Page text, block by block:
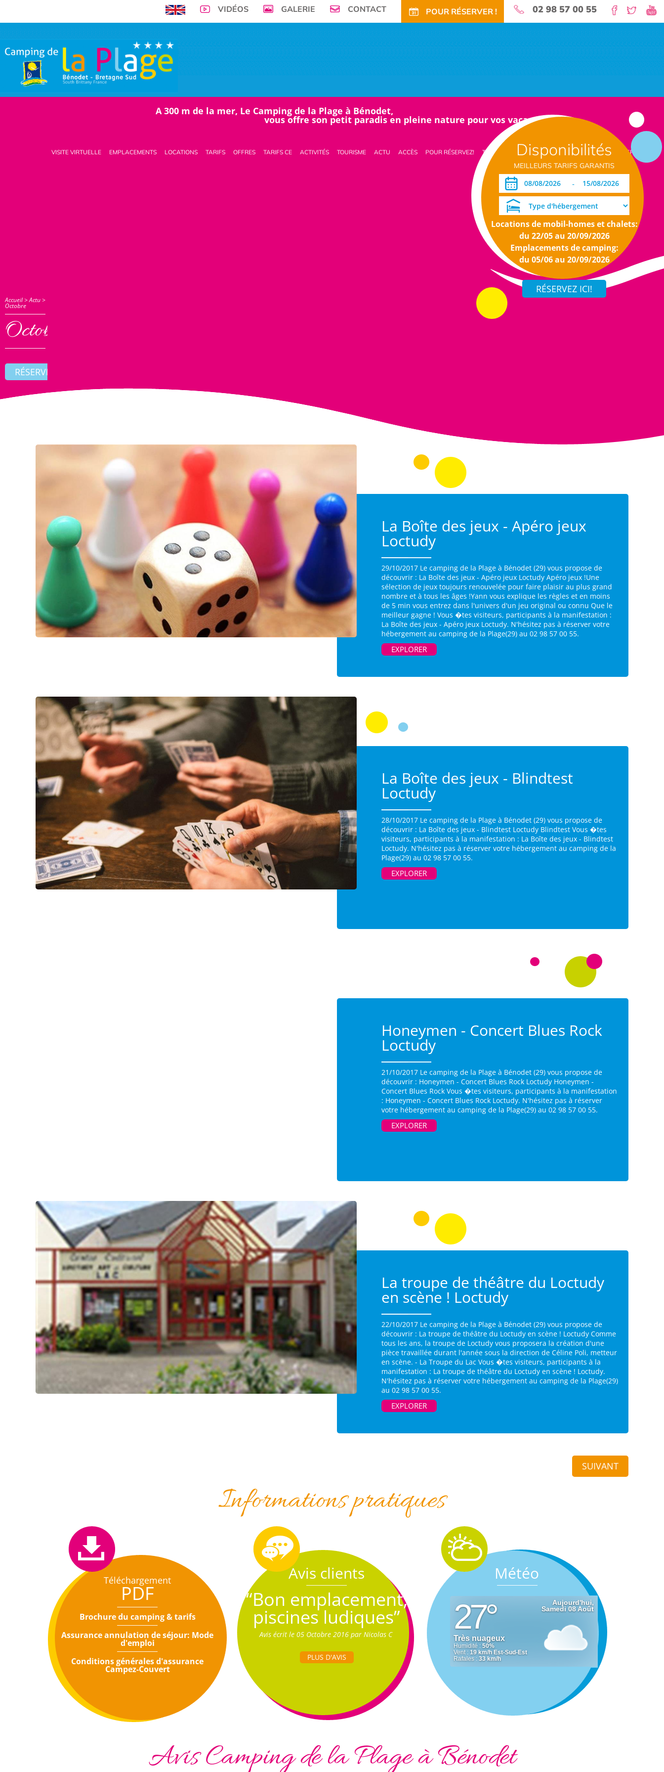
VIDÉOS GALERIE CONTACT POUR RÉSERVER ! 02 98 57 00 55
A 300 m de la mer, Le Camping de la Plage à Bénodet,
vous offre son petit paradis en pleine nature pour vos vacances!
VISITE VIRTUELLE EMPLACEMENTS LOCATIONS TARIFS OFFRES TARIFS CE ACTIVITÉS TOURISME ACTU ACCÈS POUR RÉSERVEZ! TÉLÉCHARGEMENT PDF DATES OUVERTURE RÉSERVATION
Disponibilités
MEILLEURS TARIFS GARANTIS
-
Locations de mobil-homes et chalets:
du 22/05 au 20/09/2026
Emplacements de camping:
du 05/06 au 20/09/2026
Accueil>Actu>
Octobre
Octobre
RÉSERVER
La Boîte des jeux - Apéro jeux
Loctudy
29/10/2017 Le camping de la Plage à Bénodet (29) vous propose de
découvrir : La Boîte des jeux - Apéro jeux Loctudy Apéro jeux !Une
sélection de jeux toujours renouvelée pour faire plaisir au plus grand
nombre et à tous les âges !Yann vous explique les règles et en moins
de 5 min vous entrez dans l'univers d'un jeu original ou connu Que le
meilleur gagne ! Vous �tes visiteurs, participants à la manifestation :
La Boîte des jeux - Apéro jeux Loctudy. N'hésitez pas à réserver votre
hébergement au camping de la Plage(29) au 02 98 57 00 55.
EXPLORER
La Boîte des jeux - Blindtest
Loctudy
28/10/2017 Le camping de la Plage à Bénodet (29) vous propose de
découvrir : La Boîte des jeux - Blindtest Loctudy Blindtest Vous �tes
visiteurs, participants à la manifestation : La Boîte des jeux - Blindtest
Loctudy. N'hésitez pas à réserver votre hébergement au camping de la
Plage(29) au 02 98 57 00 55.
EXPLORER
Honeymen - Concert Blues Rock
Loctudy
21/10/2017 Le camping de la Plage à Bénodet (29) vous propose de
découvrir : Honeymen - Concert Blues Rock Loctudy Honeymen -
Concert Blues Rock Vous �tes visiteurs, participants à la manifestation
: Honeymen - Concert Blues Rock Loctudy. N'hésitez pas à réserver
votre hébergement au camping de la Plage(29) au 02 98 57 00 55.
EXPLORER
La troupe de théâtre du Loctudy
en scène ! Loctudy
22/10/2017 Le camping de la Plage à Bénodet (29) vous propose de
découvrir : La troupe de théâtre du Loctudy en scène ! Loctudy Comme
tous les ans, la troupe de Loctudy vous proposera la création d'une
pièce travaillée durant l'année sous la direction de Céline Poli, metteur
en scène. - La Troupe du Lac Vous �tes visiteurs, participants à la
manifestation : La troupe de théâtre du Loctudy en scène ! Loctudy.
N'hésitez pas à réserver votre hébergement au camping de la Plage(29)
au 02 98 57 00 55.
EXPLORER
SUIVANT
Informations pratiques
Téléchargement
PDF
Brochure du camping & tarifs
Assurance annulation de séjour: Mode
d'emploi
Conditions générales d'assurance
Campez-Couvert
Avis clients
“Bon emplacement,
piscines ludiques”
Avis écrit le 05 Octobre 2016 par Nicolas C
PLUS D'AVIS
Météo
Avis Camping de la Plage à Bénodet